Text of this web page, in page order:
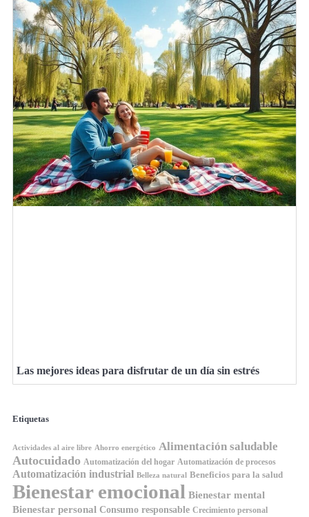
Las mejores ideas para disfrutar de un día sin estrés
Etiquetas
Actividades al aire libre Ahorro energético Alimentación saludable
Autocuidado Automatización del hogar Automatización de procesos
Automatización industrial Belleza natural Beneficios para la salud
Bienestar emocional Bienestar mental
Bienestar personal Consumo responsable Crecimiento personal